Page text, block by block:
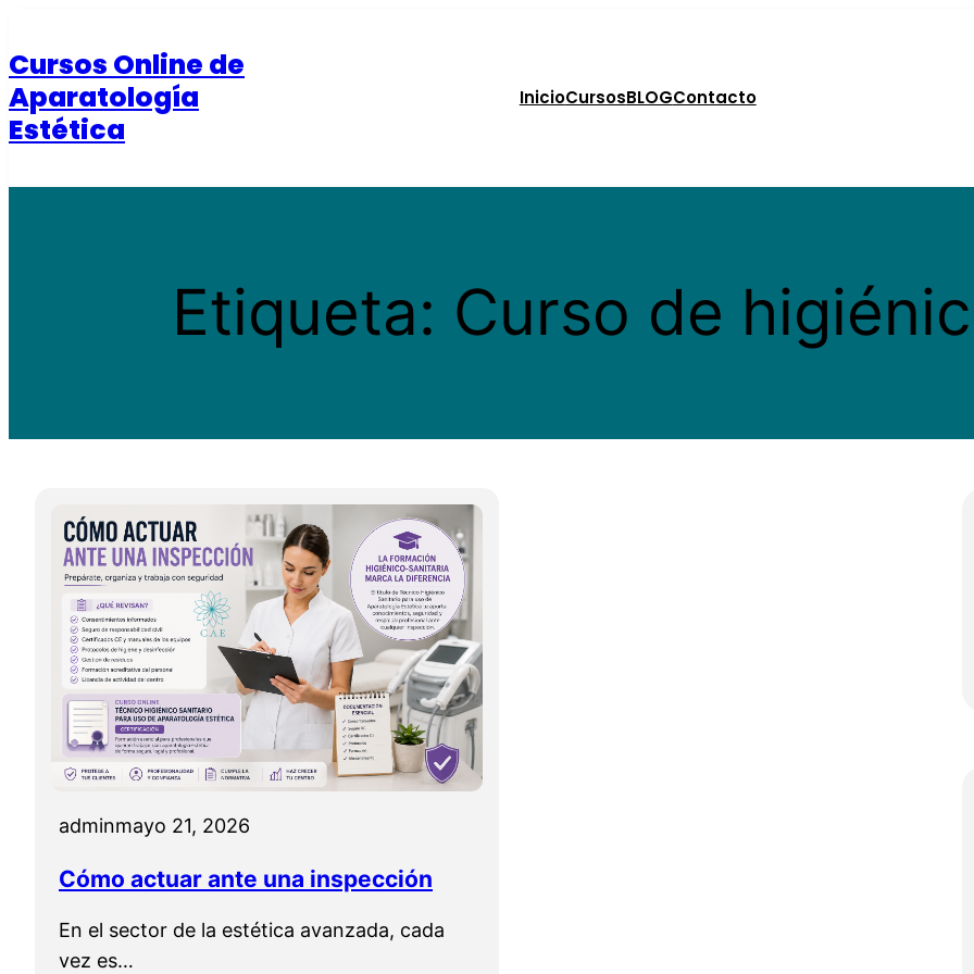
al
contenido
Cursos Online de
Aparatología
Estética
InicioCursosBLOGContacto
Etiqueta: Curso de
adminmayo 21, 2026
Cómo actuar ante una inspección
En el sector de la estética avanzada, cada
vez es…